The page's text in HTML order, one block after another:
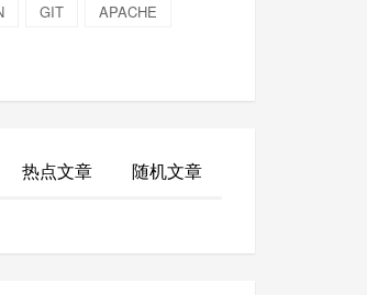
GIT
APACHE
热点文章
随机文章